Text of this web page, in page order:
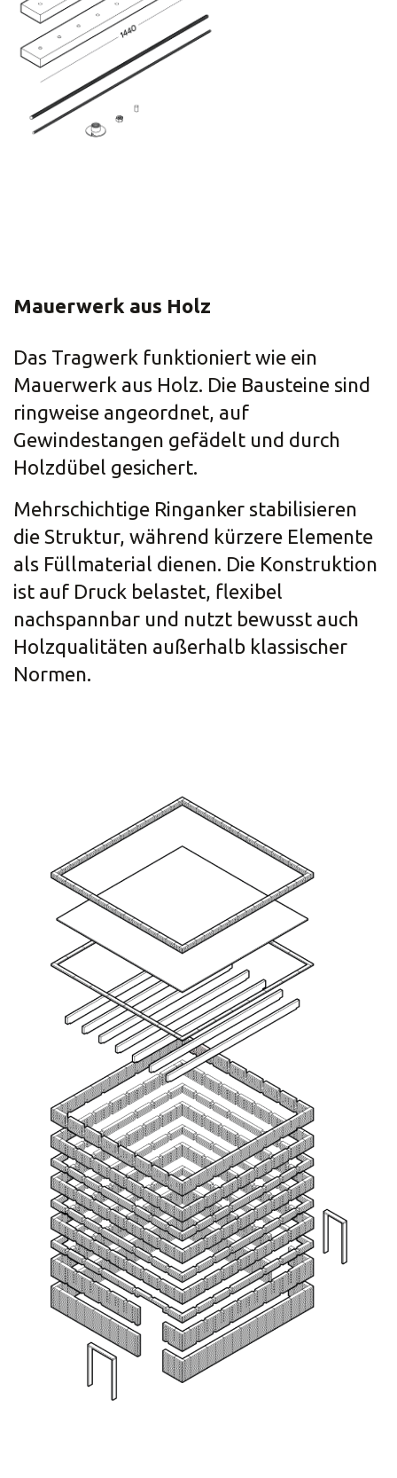
Mauerwerk aus Holz
Das Tragwerk funktioniert wie ein
Mauerwerk aus Holz. Die Bausteine sind
ringweise angeordnet, auf
Gewindestangen gefädelt und durch
Holzdübel gesichert.
Mehrschichtige Ringanker stabilisieren
die Struktur, während kürzere Elemente
als Füllmaterial dienen. Die Konstruktion
ist auf Druck belastet, flexibel
nachspannbar und nutzt bewusst auch
Holzqualitäten außerhalb klassischer
Normen.